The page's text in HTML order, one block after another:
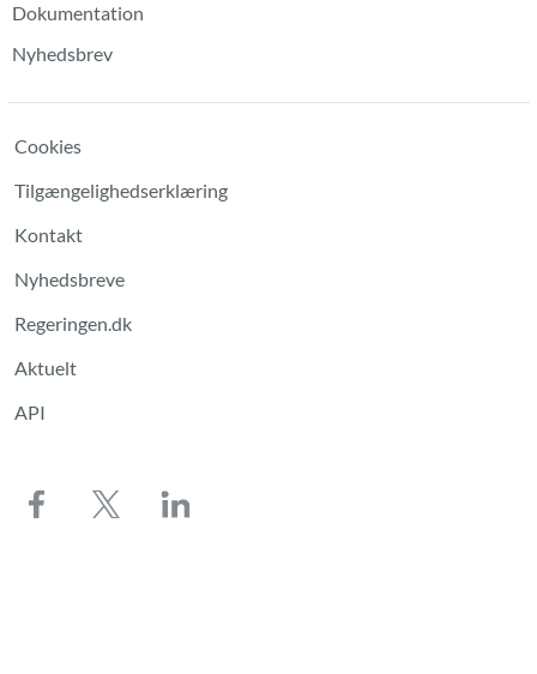
Dokumentation
Nyhedsbrev
Cookies
Tilgængelighedserklæring
Kontakt
Nyhedsbreve
Regeringen.dk
Aktuelt
API